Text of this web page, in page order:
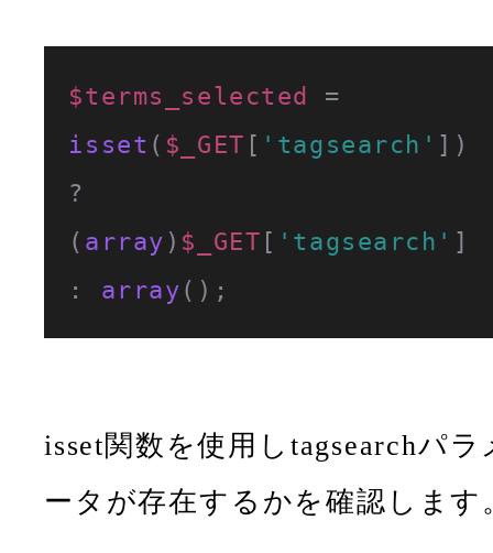
$terms_selected
isset ( $_GET [ 'tagsearch' ])
?
( array ) $_GET [ 'tagsearch' ]
: array();
isset関数を使用しtagsearchパラ
ータが存在するかを確認します